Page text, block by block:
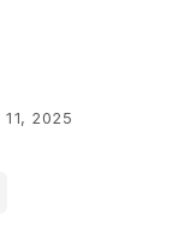
11, 2025